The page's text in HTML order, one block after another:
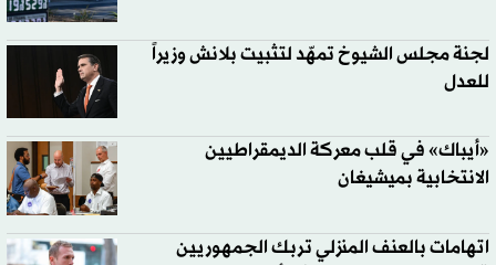
لجنة مجلس الشيوخ تمهّد لتثبيت بلانش وزيراً
للعدل
«أيباك» في قلب معركة الديمقراطيين
الانتخابية بميشيغان
اتهامات بالعنف المنزلي تربك الجمهوريين